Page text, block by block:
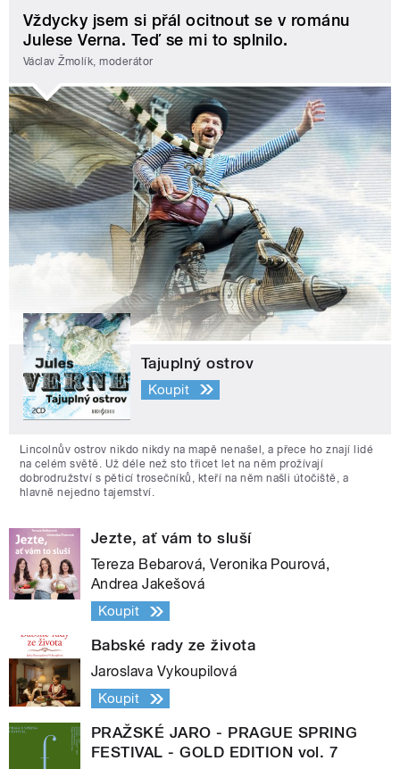
Vždycky jsem si přál ocitnout se v románu
Julese Verna. Teď se mi to splnilo.
Václav Žmolík, moderátor
Tajuplný ostrov
Koupit
Lincolnův ostrov nikdo nikdy na mapě nenašel, a přece ho znají lidé
na celém světě. Už déle než sto třicet let na něm prožívají
dobrodružství s pěticí trosečníků, kteří na něm našli útočiště, a
hlavně nejedno tajemství.
Jezte, ať vám to sluší
Tereza Bebarová, Veronika Pourová,
Andrea Jakešová
Koupit
Babské rady ze života
Jaroslava Vykoupilová
Koupit
PRAŽSKÉ JARO - PRAGUE SPRING
FESTIVAL - GOLD EDITION vol. 7